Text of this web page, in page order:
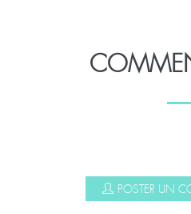
POSTER UN